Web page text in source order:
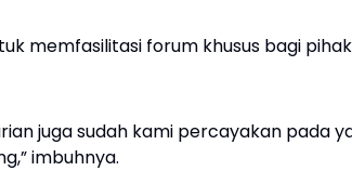
memfasilitasi forum khusus bagi
juga sudah kami percayakan pada
imbuhnya.